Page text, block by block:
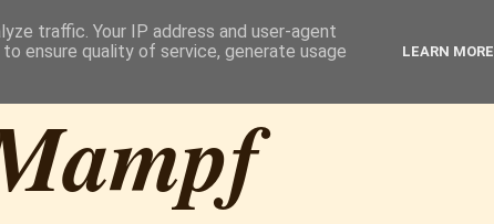
traffic. Your IP address and user-agent
ensure quality of service, generate usage
LEARN MORE